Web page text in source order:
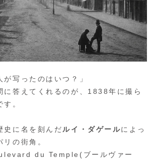
が写ったのはいつ？」
に答えてくれるのが、1838年に撮ら
。
史に名を刻んだルイ・ダゲールによっ
の街角。
du Temple(ブールヴァー